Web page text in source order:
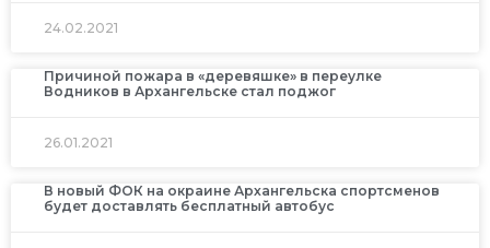
24.02.2021
Причиной пожара в «деревяшке» в переулке
Водников в Архангельске стал поджог
26.01.2021
В новый ФОК на окраине Архангельска спортсменов
будет доставлять бесплатный автобус